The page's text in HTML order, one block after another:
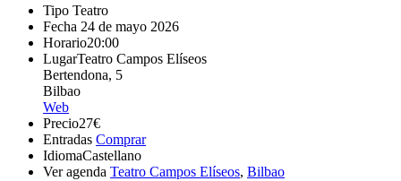
Tipo Teatro
Fecha 24 de mayo 2026
Horario20:00
LugarTeatro Campos Elíseos
Bertendona, 5
Bilbao
Web
Precio27€
Entradas Comprar
IdiomaCastellano
Ver agenda Teatro Campos Elíseos, Bilbao